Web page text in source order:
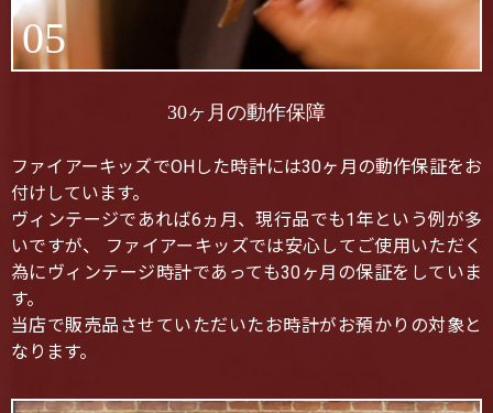
05
30ヶ月の動作保障
ファイアーキッズでOHした時計には30ヶ月の動作保証をお
付けしています。
ヴィンテージであれば6ヵ月、現行品でも1年という例が多
いですが、 ファイアーキッズでは安心してご使用いただく
為にヴィンテージ時計であっても30ヶ月の保証をしていま
す。
当店で販売品させていただいたお時計がお預かりの対象と
なります。